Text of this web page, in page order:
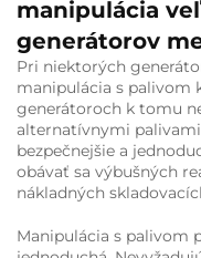
manipulácia
generátorov
Pri niektorých
manipulácia s palivom
generátoroch k tomu
alternatívnymi
bezpečnejšie a
obávať sa výbušných
nákladných
Manipulácia s palivom